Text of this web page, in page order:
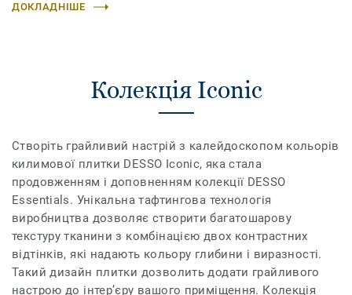
ДОКЛАДНІШЕ
Колекція Iconic
Створіть грайливий настрій з калейдоскопом кольорів
килимової плитки DESSO Iconic, яка стала
продовженням і доповненням колекції DESSO
Essentials. Унікальна тафтингова технологія
виробництва дозволяє створити багатошарову
текстуру тканини з комбінацією двох контрастних
відтінків, які надають кольору глибини і виразності.
Такий дизайн плитки дозволить додати грайливого
настрою до інтер’єру вашого приміщення. Колекція